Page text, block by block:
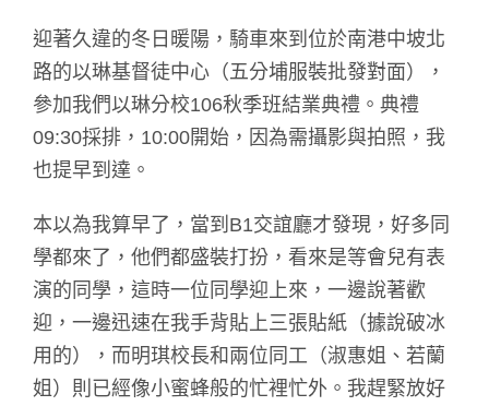
迎著久違的冬日暖陽，騎車來到位於南港中坡北
路的以琳基督徒中心（五分埔服裝批發對面），
參加我們以琳分校106秋季班結業典禮。典禮
09:30採排，10:00開始，因為需攝影與拍照，我
也提早到達。
本以為我算早了，當到B1交誼廳才發現，好多同
學都來了，他們都盛裝打扮，看來是等會兒有表
演的同學，這時一位同學迎上來，一邊說著歡
迎，一邊迅速在我手背貼上三張貼紙（據說破冰
用的），而明琪校長和兩位同工（淑惠姐、若蘭
姐）則已經像小蜜蜂般的忙裡忙外。我趕緊放好